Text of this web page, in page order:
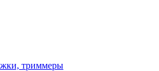
триммеры